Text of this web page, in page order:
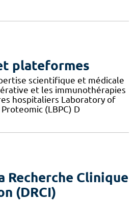
plateformes
scientifique et médicale
et les immunothérapies
hospitaliers Laboratory of
(LBPC) D
Recherche Clinique
(DRCI)